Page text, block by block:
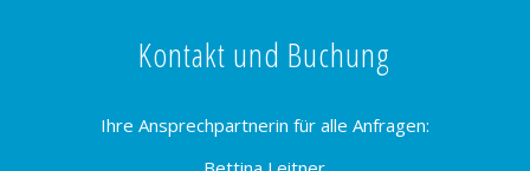
Kontakt und Buchung
Ihre Ansprechpartnerin für alle Anfragen: